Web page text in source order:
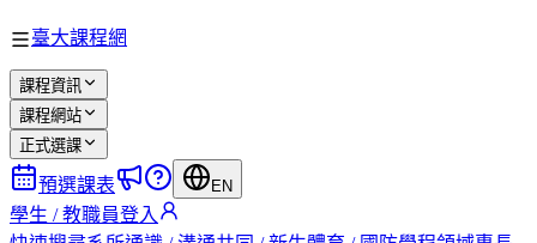
臺大課程網
課程資訊
課程網站
正式選課
預選課表 EN
學生 / 教職員登入